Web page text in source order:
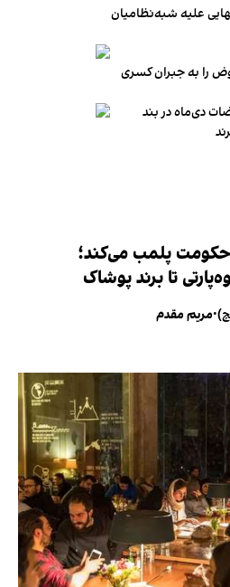
علیه شبه‌نظامیان
را به جبران کسری
دی‌ماه در بند
پلمب می‌کند؛
تا برند پوشاک
•مریم مقدم